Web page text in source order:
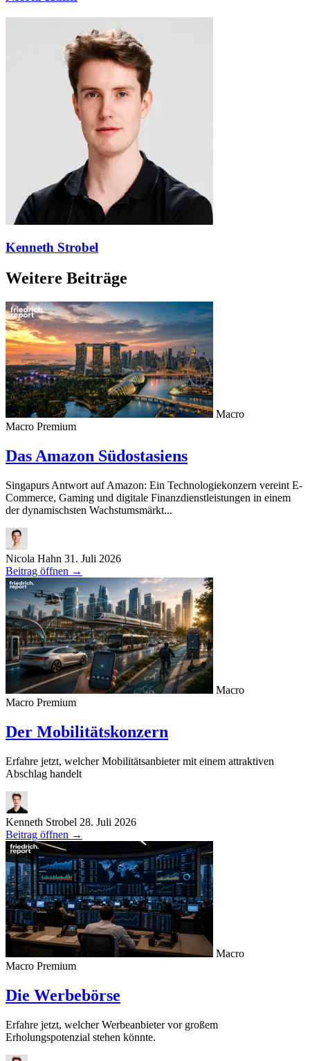
Kenneth Strobel
Weitere Beiträge
Macro
Macro Premium
Das Amazon Südostasiens
Singapurs Antwort auf Amazon: Ein Technologiekonzern vereint E-
Commerce, Gaming und digitale Finanzdienstleistungen in einem
der dynamischsten Wachstumsmärkt...
Nicola Hahn 31. Juli 2026
Beitrag öffnen →
Macro
Macro Premium
Der Mobilitätskonzern
Erfahre jetzt, welcher Mobilitätsanbieter mit einem attraktiven
Abschlag handelt
Kenneth Strobel 28. Juli 2026
Beitrag öffnen →
Macro
Macro Premium
Die Werbebörse
Erfahre jetzt, welcher Werbeanbieter vor großem
Erholungspotenzial stehen könnte.